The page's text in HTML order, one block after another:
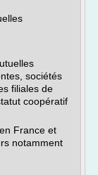
sociétés
filiales de
coopératif
France et
notamment